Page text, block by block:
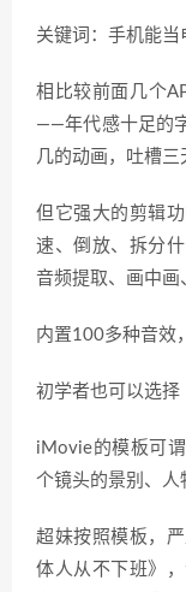
关键词：手机能当
相比较前面几个
——年代感十足的
几的动画，吐槽三
但它强大的剪辑
速、倒放、拆分
音频提取、画中画
内置100多种音效
初学者也可以选择
iMovie的模板可
个镜头的景别、人
超妹按照模板，
体人从不下班》